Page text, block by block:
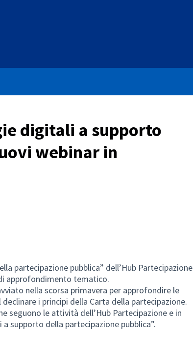
digitali a supporto
webinar in
partecipazione pubblica” dell’Hub Partecipazione
approfondimento tematico.
nella scorsa primavera per approfondire le
i principi della Carta della partecipazione.
seguono le attività dell’Hub Partecipazione e in
supporto della partecipazione pubblica”.